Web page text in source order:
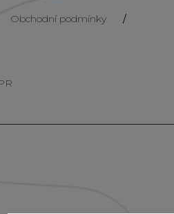
Obchodní podmínky /